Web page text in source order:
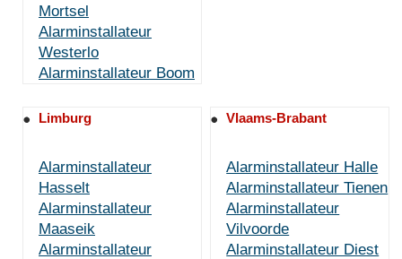
Mortsel
Alarminstallateur
Westerlo
Alarminstallateur Boom
Limburg
Alarminstallateur
Hasselt
Alarminstallateur
Maaseik
Alarminstallateur
Vlaams-Brabant
Alarminstallateur Halle
Alarminstallateur Tienen
Alarminstallateur
Vilvoorde
Alarminstallateur Diest